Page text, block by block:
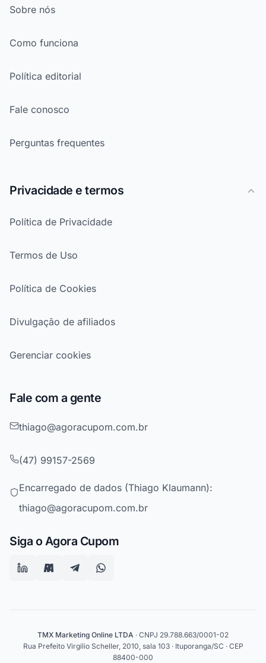
Sobre nós
Como funciona
Política editorial
Fale conosco
Perguntas frequentes
Privacidade e termos
Política de Privacidade
Termos de Uso
Política de Cookies
Divulgação de afiliados
Gerenciar cookies
Fale com a gente
thiago@agoracupom.com.br
(47) 99157-2569
Encarregado de dados (Thiago Klaumann):
thiago@agoracupom.com.br
Siga o Agora Cupom
TMX Marketing Online LTDA · CNPJ 29.788.663/0001-02
Rua Prefeito Virgilio Scheller, 2010, sala 103 · Ituporanga/SC · CEP
88400-000